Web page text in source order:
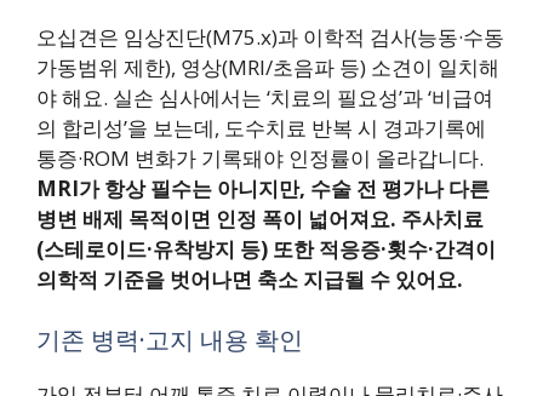
오십견은 임상진단(M75.x)과 이학적 검사(능동·수동
가동범위 제한), 영상(MRI/초음파 등) 소견이 일치해
야 해요. 실손 심사에서는 ‘치료의 필요성’과 ‘비급여
의 합리성’을 보는데, 도수치료 반복 시 경과기록에
통증·ROM 변화가 기록돼야 인정률이 올라갑니다.
MRI가 항상 필수는 아니지만, 수술 전 평가나 다른
병변 배제 목적이면 인정 폭이 넓어져요. 주사치료
(스테로이드·유착방지 등) 또한 적응증·횟수·간격이
의학적 기준을 벗어나면 축소 지급될 수 있어요.
기존 병력·고지 내용 확인